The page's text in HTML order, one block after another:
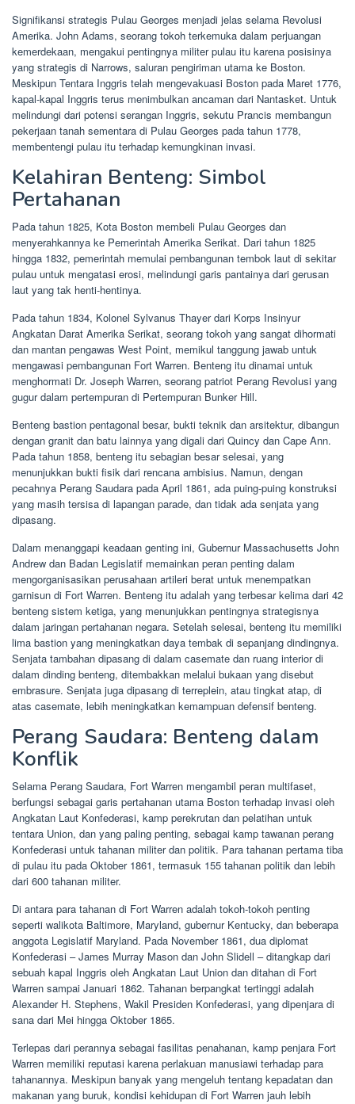
Signifikansi strategis Pulau Georges menjadi jelas selama Revolusi
Amerika. John Adams, seorang tokoh terkemuka dalam perjuangan
kemerdekaan, mengakui pentingnya militer pulau itu karena posisinya
yang strategis di Narrows, saluran pengiriman utama ke Boston.
Meskipun Tentara Inggris telah mengevakuasi Boston pada Maret 1776,
kapal-kapal Inggris terus menimbulkan ancaman dari Nantasket. Untuk
melindungi dari potensi serangan Inggris, sekutu Prancis membangun
pekerjaan tanah sementara di Pulau Georges pada tahun 1778,
membentengi pulau itu terhadap kemungkinan invasi.
Kelahiran Benteng: Simbol
Pertahanan
Pada tahun 1825, Kota Boston membeli Pulau Georges dan
menyerahkannya ke Pemerintah Amerika Serikat. Dari tahun 1825
hingga 1832, pemerintah memulai pembangunan tembok laut di sekitar
pulau untuk mengatasi erosi, melindungi garis pantainya dari gerusan
laut yang tak henti-hentinya.
Pada tahun 1834, Kolonel Sylvanus Thayer dari Korps Insinyur
Angkatan Darat Amerika Serikat, seorang tokoh yang sangat dihormati
dan mantan pengawas West Point, memikul tanggung jawab untuk
mengawasi pembangunan Fort Warren. Benteng itu dinamai untuk
menghormati Dr. Joseph Warren, seorang patriot Perang Revolusi yang
gugur dalam pertempuran di Pertempuran Bunker Hill.
Benteng bastion pentagonal besar, bukti teknik dan arsitektur, dibangun
dengan granit dan batu lainnya yang digali dari Quincy dan Cape Ann.
Pada tahun 1858, benteng itu sebagian besar selesai, yang
menunjukkan bukti fisik dari rencana ambisius. Namun, dengan
pecahnya Perang Saudara pada April 1861, ada puing-puing konstruksi
yang masih tersisa di lapangan parade, dan tidak ada senjata yang
dipasang.
Dalam menanggapi keadaan genting ini, Gubernur Massachusetts John
Andrew dan Badan Legislatif memainkan peran penting dalam
mengorganisasikan perusahaan artileri berat untuk menempatkan
garnisun di Fort Warren. Benteng itu adalah yang terbesar kelima dari 42
benteng sistem ketiga, yang menunjukkan pentingnya strategisnya
dalam jaringan pertahanan negara. Setelah selesai, benteng itu memiliki
lima bastion yang meningkatkan daya tembak di sepanjang dindingnya.
Senjata tambahan dipasang di dalam casemate dan ruang interior di
dalam dinding benteng, ditembakkan melalui bukaan yang disebut
embrasure. Senjata juga dipasang di terreplein, atau tingkat atap, di
atas casemate, lebih meningkatkan kemampuan defensif benteng.
Perang Saudara: Benteng dalam
Konflik
Selama Perang Saudara, Fort Warren mengambil peran multifaset,
berfungsi sebagai garis pertahanan utama Boston terhadap invasi oleh
Angkatan Laut Konfederasi, kamp perekrutan dan pelatihan untuk
tentara Union, dan yang paling penting, sebagai kamp tawanan perang
Konfederasi untuk tahanan militer dan politik. Para tahanan pertama tiba
di pulau itu pada Oktober 1861, termasuk 155 tahanan politik dan lebih
dari 600 tahanan militer.
Di antara para tahanan di Fort Warren adalah tokoh-tokoh penting
seperti walikota Baltimore, Maryland, gubernur Kentucky, dan beberapa
anggota Legislatif Maryland. Pada November 1861, dua diplomat
Konfederasi – James Murray Mason dan John Slidell – ditangkap dari
sebuah kapal Inggris oleh Angkatan Laut Union dan ditahan di Fort
Warren sampai Januari 1862. Tahanan berpangkat tertinggi adalah
Alexander H. Stephens, Wakil Presiden Konfederasi, yang dipenjara di
sana dari Mei hingga Oktober 1865.
Terlepas dari perannya sebagai fasilitas penahanan, kamp penjara Fort
Warren memiliki reputasi karena perlakuan manusiawi terhadap para
tahanannya. Meskipun banyak yang mengeluh tentang kepadatan dan
makanan yang buruk, kondisi kehidupan di Fort Warren jauh lebih